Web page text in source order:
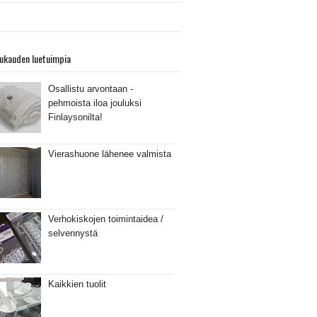
luetuimpia
Osallistu arvontaan -
pehmoista iloa jouluksi
Finlaysonilta!
Vierashuone lähenee valmista
Verhokiskojen toimintaidea /
selvennystä
Kaikkien tuolit